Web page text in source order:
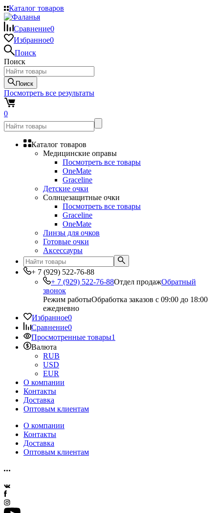
Каталог товаров
Сравнение0
Избранное0
Поиск
Поиск
Поиск
Посмотреть все результаты
0
Каталог товаров
Медицинские оправы
Посмотреть все товары
OneMate
Graceline
Детские очки
Солнцезащитные очки
Посмотреть все товары
Graceline
OneMate
Линзы для очков
Готовые очки
Аксессауры
+ 7 (929) 522-76-88
+ 7 (929) 522-76-88Отдел продажОбратный
звонок
Режим работыОбработка заказов с 09:00 до 18:00
ежедневно
Избранное0
Сравнение0
Просмотренные товары1
Валюта
RUB
USD
EUR
О компании
Контакты
Доставка
Оптовым клиентам
О компании
Контакты
Доставка
Оптовым клиентам